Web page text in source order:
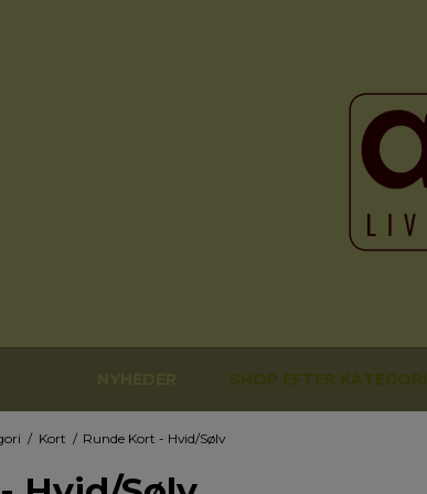
SHOP EFTER KATEGORI
/ Kort / Runde Kort - Hvid/Sølv